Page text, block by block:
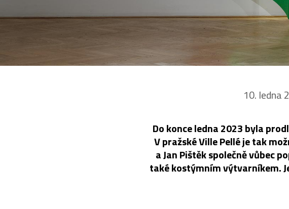
10. ledna
Do konce ledna 2023 byla
V pražské Ville Pellé je tak
a Jan Pištěk společně vůbec
také kostýmním výtvarníkem.